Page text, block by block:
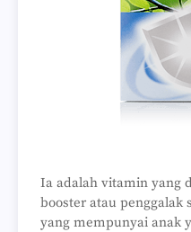
Ia adalah vitamin yang
booster atau penggalak
yang mempunyai anak